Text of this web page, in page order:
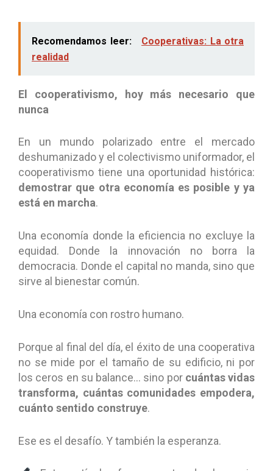
Recomendamos leer:
Cooperativas: La otra
realidad
El cooperativismo, hoy más necesario que
nunca
En un mundo polarizado entre el mercado
deshumanizado y el colectivismo uniformador, el
cooperativismo tiene una oportunidad histórica:
demostrar que otra economía es posible y ya
está en marcha.
Una economía donde la eficiencia no excluye la
equidad. Donde la innovación no borra la
democracia. Donde el capital no manda, sino que
sirve al bienestar común.
Una economía con rostro humano.
Porque al final del día, el éxito de una cooperativa
no se mide por el tamaño de su edificio, ni por
los ceros en su balance… sino por cuántas vidas
transforma, cuántas comunidades empodera,
cuánto sentido construye.
Ese es el desafío. Y también la esperanza.